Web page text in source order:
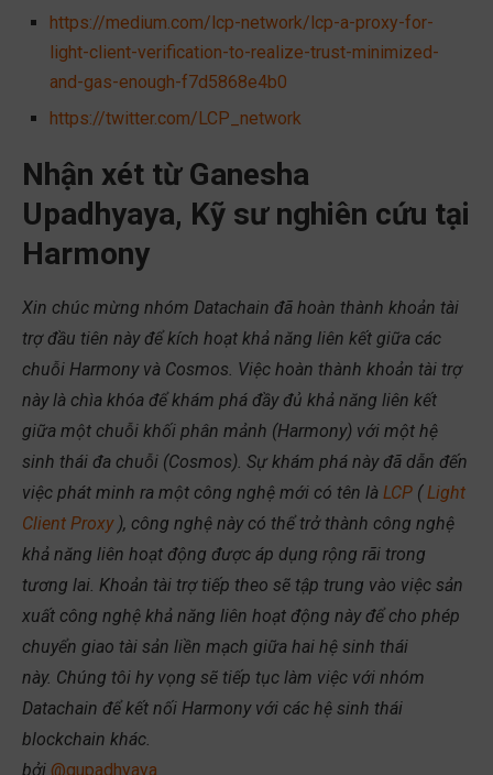
https://medium.com/lcp-network/lcp-a-proxy-for-
light-client-verification-to-realize-trust-minimized-
and-gas-enough-f7d5868e4b0
https://twitter.com/LCP_network
Nhận xét từ Ganesha
Upadhyaya, Kỹ sư nghiên cứu tại
Harmony
Xin chúc mừng nhóm Datachain đã hoàn thành khoản tài
trợ đầu tiên này để kích hoạt khả năng liên kết giữa các
chuỗi Harmony và Cosmos. Việc hoàn thành khoản tài trợ
này là chìa khóa để khám phá đầy đủ khả năng liên kết
giữa một chuỗi khối phân mảnh (Harmony) với một hệ
sinh thái đa chuỗi (Cosmos). Sự khám phá này đã dẫn đến
việc phát minh ra một công nghệ mới có tên là LCP ( Light
Client Proxy), công nghệ này có thể trở thành công nghệ
khả năng liên hoạt động được áp dụng rộng rãi trong
tương lai. Khoản tài trợ tiếp theo sẽ tập trung vào việc sản
xuất công nghệ khả năng liên hoạt động này để cho phép
chuyển giao tài sản liền mạch giữa hai hệ sinh thái
này. Chúng tôi hy vọng sẽ tiếp tục làm việc với nhóm
Datachain để kết nối Harmony với các hệ sinh thái
blockchain khác.
bởi @gupadhyaya